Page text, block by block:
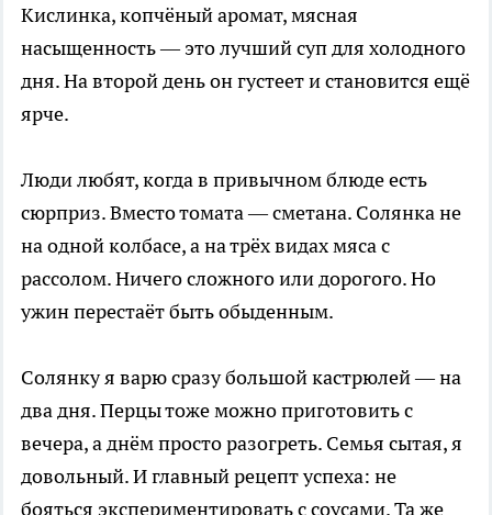
Кислинка, копчёный аромат, мясная
насыщенность — это лучший суп для холодного
дня. На второй день он густеет и становится ещё
ярче.
Люди любят, когда в привычном блюде есть
сюрприз. Вместо томата — сметана. Солянка не
на одной колбасе, а на трёх видах мяса с
рассолом. Ничего сложного или дорогого. Но
ужин перестаёт быть обыденным.
Солянку я варю сразу большой кастрюлей — на
два дня. Перцы тоже можно приготовить с
вечера, а днём просто разогреть. Семья сытая, я
довольный. И главный рецепт успеха: не
бояться экспериментировать с соусами. Та же